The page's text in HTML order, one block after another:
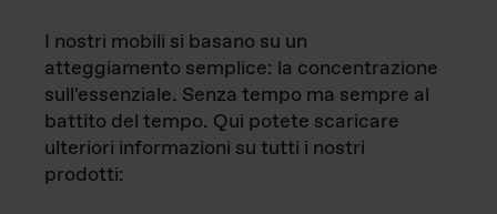
I nostri mobili si basano su un
atteggiamento semplice: la concentrazione
sull'essenziale. Senza tempo ma sempre al
battito del tempo. Qui potete scaricare
ulteriori informazioni su tutti i nostri
prodotti: